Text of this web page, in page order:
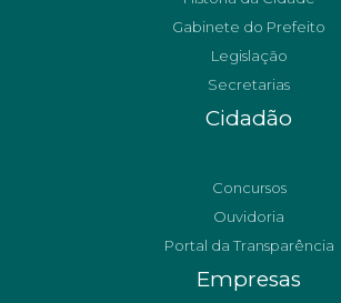
Gabinete do Prefeito
Legislação
Secretarias
Cidadão
Concursos
Ouvidoria
Portal da Transparência
Empresas